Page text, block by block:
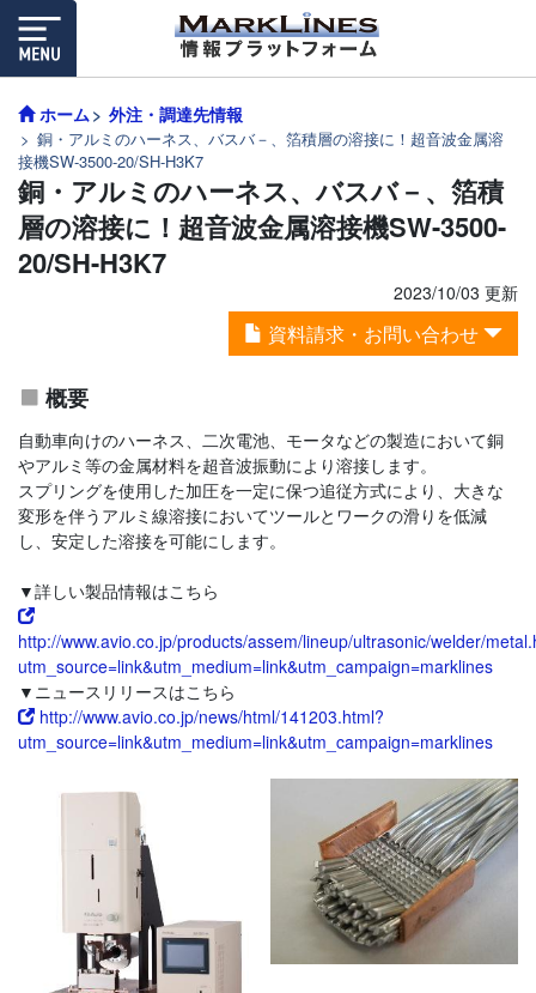
ホーム 外注・調達先情報
銅・アルミのハーネス、バスバ－、箔積層の溶接に！超音波金属溶
接機SW-3500-20/SH-H3K7
銅・アルミのハーネス、バスバ－、箔積
層の溶接に！超音波金属溶接機SW-3500-
20/SH-H3K7
2023/10/03 更新
資料請求・お問い合わせ
概要
自動車向けのハーネス、二次電池、モータなどの製造において銅
やアルミ等の金属材料を超音波振動により溶接します。
スプリングを使用した加圧を一定に保つ追従方式により、大きな
変形を伴うアルミ線溶接においてツールとワークの滑りを低減
し、安定した溶接を可能にします。
▼詳しい製品情報はこちら
http://www.avio.co.jp/products/assem/lineup/ultrasonic/welder/
utm_source=link&utm_medium=link&utm_campaign=marklines
▼ニュースリリースはこちら
http://www.avio.co.jp/news/html/141203.html?
utm_source=link&utm_medium=link&utm_campaign=marklines